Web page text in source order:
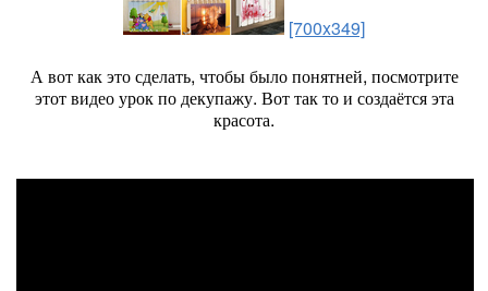
[700x349]
А вот как это сделать, чтобы было понятней, посмотрите
этот видео урок по декупажу. Вот так то и создаётся эта
красота.